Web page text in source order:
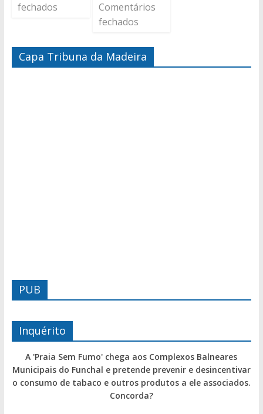
fechados
Comentários
fechados
Capa Tribuna da Madeira
PUB
Inquérito
A 'Praia Sem Fumo' chega aos Complexos Balneares
Municipais do Funchal e pretende prevenir e desincentivar
o consumo de tabaco e outros produtos a ele associados.
Concorda?